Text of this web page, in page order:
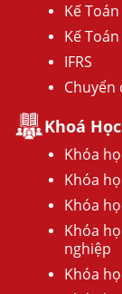
Kế
Kế
IFRS
Chuyển
Khoá Học
Khóa
Khóa
Khóa
Khóa
nghiệp
Khóa